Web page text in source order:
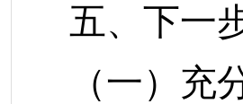
五、 下一
（一） 充